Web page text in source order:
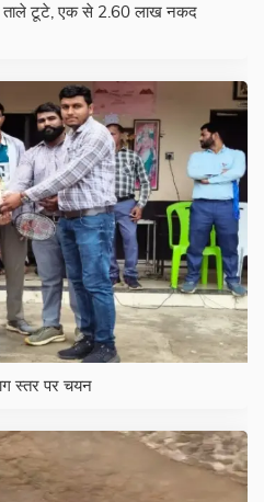
ताले टूटे, एक से 2.60 लाख नकद
स्तर पर चयन